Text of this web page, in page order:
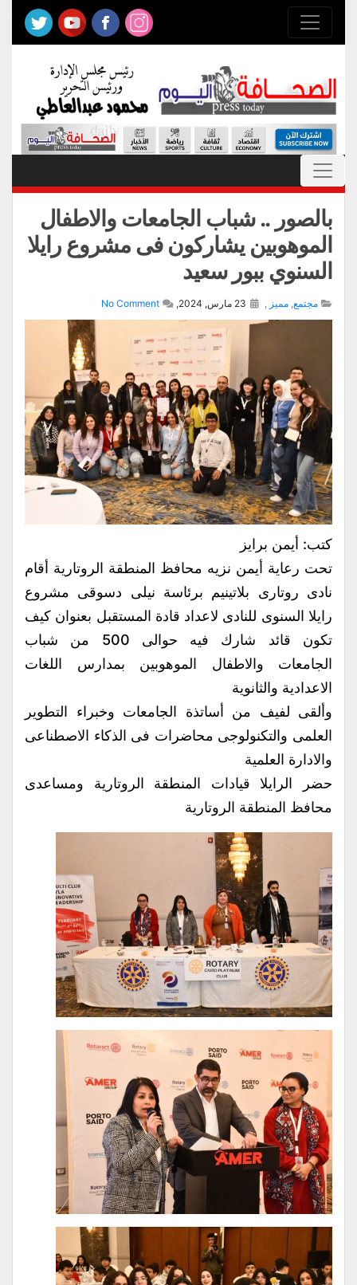
بالصور .. شباب الجامعات والاطفال
الموهوبين يشاركون فى مشروع رايلا
السنوي ببور سعيد
مجتمع, مميز ,
No Comment
كتب: أيمن برايز
تحت رعاية أيمن نزيه محافظ المنطقة الروتارية أقام
نادى روتارى بلاتينيم برئاسة نيلى دسوقى مشروع
رايلا السنوى للنادى لاعداد قادة المستقبل بعنوان كيف
تكون قائد شارك فيه حوالى 500 من شباب
الجامعات والاطفال الموهوبين بمدارس اللغات
الاعدادية والثانوية
وألقى لفيف من أساتذة الجامعات وخبراء التطوير
العلمى والتكنولوجى محاضرات فى الذكاء الاصطناعى
والادارة العلمية
حضر الرايلا قيادات المنطقة الروتارية ومساعدى
محافظ المنطقة الروتارية